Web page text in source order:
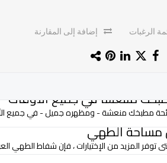
الرغبات إضافة إلى المقارنة
منتعشًا في جميع الأوقات
مطبخك منعشة - ومظهره جميل - في جميع
مساحة الطهي